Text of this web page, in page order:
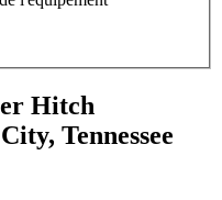
Hitch
Tennessee